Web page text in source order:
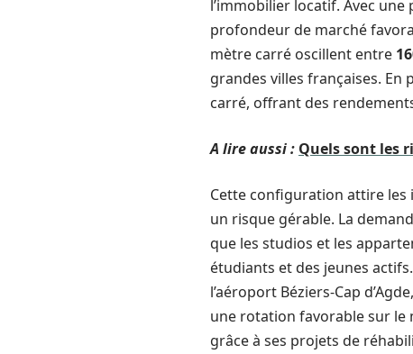
l’immobilier locatif. Avec
profondeur de marché
mètre carré oscillent entre
grandes villes françaises.
carré, offrant des
A lire aussi : Quels sont les
Cette configuration attire
un risque gérable. La
que les studios et les
étudiants et des jeunes
l’aéroport Béziers-Cap
une rotation favorable sur le
grâce à ses projets de